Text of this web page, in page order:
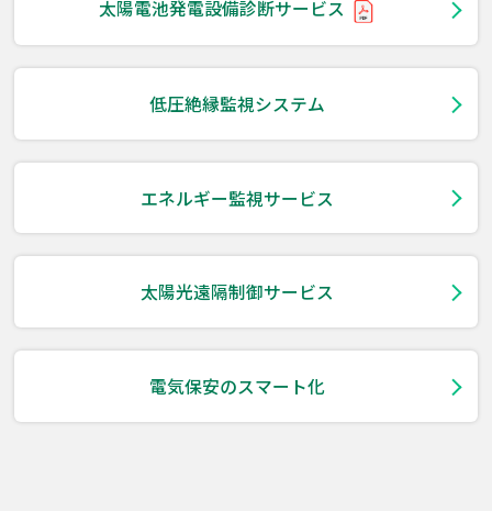
太陽電池発電設備診断サービス
低圧絶縁監視システム
エネルギー監視サービス
太陽光遠隔制御サービス
電気保安のスマート化